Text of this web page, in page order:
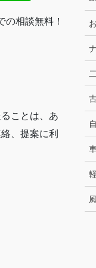
の相談無料！
ことは、あ
、提案に利